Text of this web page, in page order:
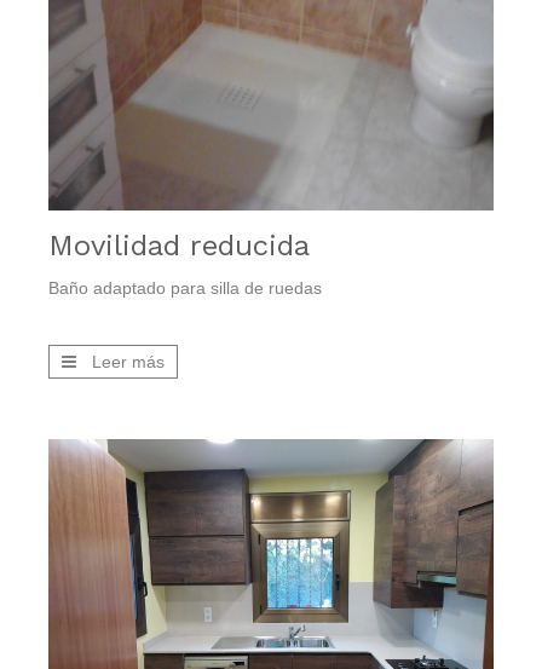
Movilidad reducida
Baño adaptado para silla de ruedas
Leer más